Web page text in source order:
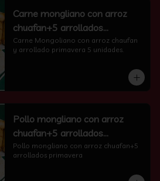
Carne mongliano con arroz
chuafan+5 arrollados
primavera
Carne Mongoliano con arroz chaufan
y arrollado primavera 5 unidades.
Pollo mongliano con arroz
chuafan+5 arrollados
primavera
Pollo mongliano con arroz chuafan+5
arrollados primavera